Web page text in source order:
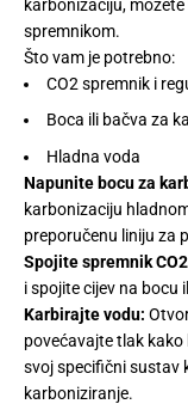
karbonizaciju,
spremnikom.
Što vam je potrebno:
CO2 spremnik i
Boca ili bačva za
Hladna voda
Napunite bocu za
karbonizaciju
preporučenu liniju za
Spojite spremnik
i spojite cijev na bocu
Karbirajte vodu:
povećavajte tlak
svoj specifični sustav
karboniziranje.
EN
Currency
USD ($)